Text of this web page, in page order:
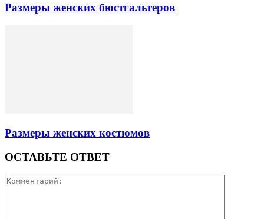
Размеры женских бюстгальтеров
Размеры женских костюмов
ОСТАВЬТЕ ОТВЕТ